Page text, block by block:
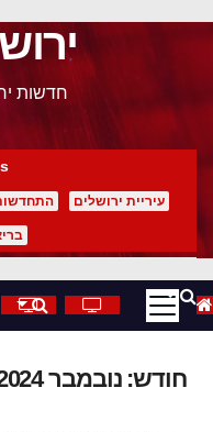
חדשות
עיריית ירושלים
חודש:נובמבר 2024